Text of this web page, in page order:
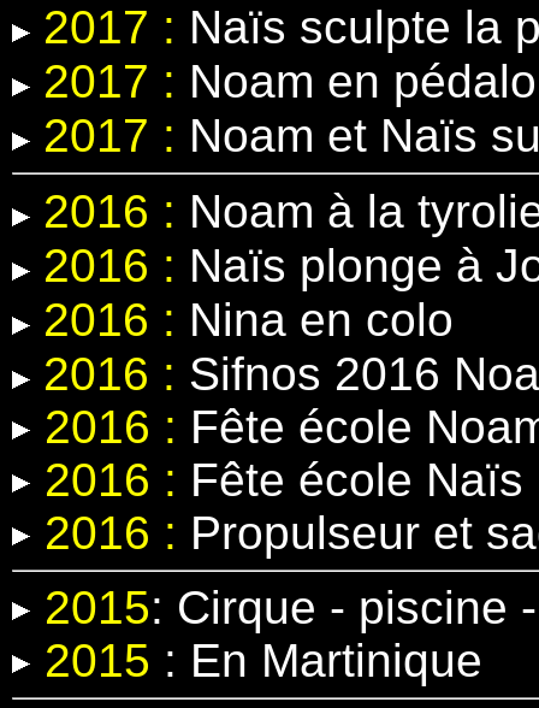
2017 : Naïs sculpte la
2017 : Noam en pédalo
2017 : Noam et Naïs
2016 : Noam à la
2016 : Naïs plonge à
2016 : Nina en colo
2016 : Sifnos 2016
2016 : Fête école
2016 : Fête école Naïs
2016 : Propulseur et
2015: Cirque - piscine
2015 : En Martinique